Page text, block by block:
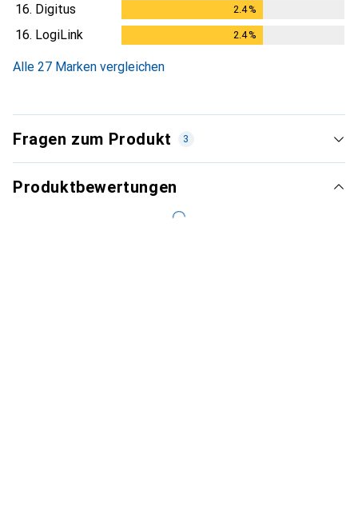
16. Digitus 2.4%
16. LogiLink 2.4%
Alle 27 Marken vergleichen
Fragen zum Produkt 3
Produktbewertungen